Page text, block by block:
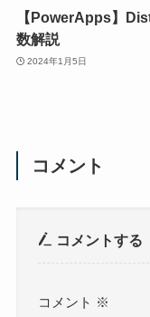
【PowerApps】
数解説
2024年1月5日
コメント
コメントする
コメント ※